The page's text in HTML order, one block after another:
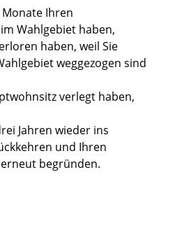
Ihren
Wahlgebiet haben,
haben, weil Sie
weggezogen sind
verlegt haben,
Jahren wieder ins
und Ihren
begründen.